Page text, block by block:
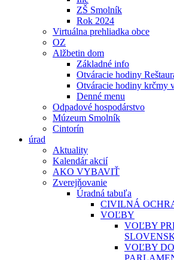
ZŠ Smolník
Rok 2024
Virtuálna prehliadka obce
OZ
Alžbetin dom
Základné info
Otváracie hodiny
Otváracie hodiny krčmy
Denné menu
Odpadové hospodárstvo
Múzeum Smolník
Cintorín
úrad
Aktuality
Kalendár akcií
AKO VYBAVIŤ
Zverejňovanie
Úradná tabuľa
CIVILNÁ
VOĽBY
VOĽBY
VOĽBY